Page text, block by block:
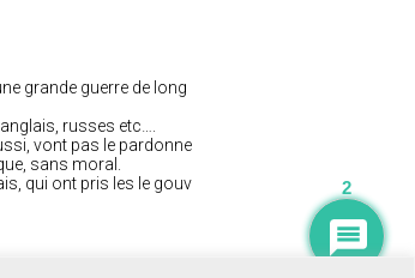
grande guerre de long
russes etc….
vont pas le pardonne
sans moral.
qui ont pris les le gouv
2